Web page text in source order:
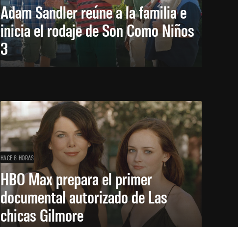
Adam Sandler reúne a la familia e
inicia el rodaje de Son Como Niños
3
HACE 6 HORAS
HBO Max prepara el primer
documental autorizado de Las
chicas Gilmore